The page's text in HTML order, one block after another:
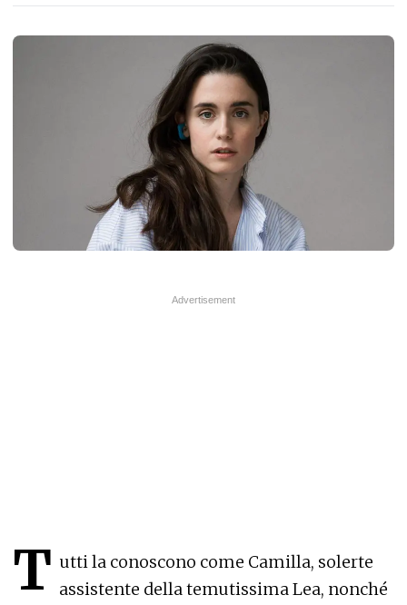
T utti la conoscono come Camilla, solerte
assistente della temutissima Lea, nonché